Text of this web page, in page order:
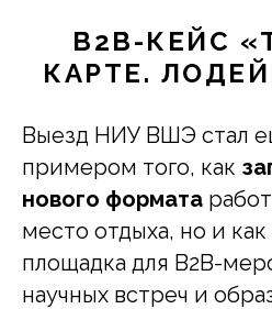
B2B-КЕЙС
КАРТЕ.
Выезд НИУ ВШЭ стал
примером того, как
нового формата
место отдыха, но и
площадка для B2B-
научных встреч и